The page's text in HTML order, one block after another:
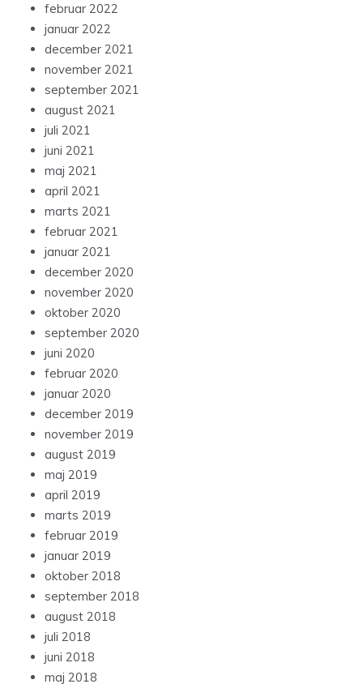
februar 2022
januar 2022
december 2021
november 2021
september 2021
august 2021
juli 2021
juni 2021
maj 2021
april 2021
marts 2021
februar 2021
januar 2021
december 2020
november 2020
oktober 2020
september 2020
juni 2020
februar 2020
januar 2020
december 2019
november 2019
august 2019
maj 2019
april 2019
marts 2019
februar 2019
januar 2019
oktober 2018
september 2018
august 2018
juli 2018
juni 2018
maj 2018